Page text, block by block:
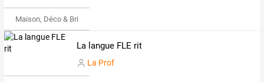
Maison, Déco & Bricolage
La langue FLE rit
La Prof